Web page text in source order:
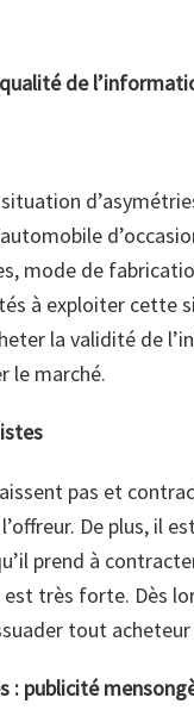
de
mode de
à exploiter cette
la validité de
le marché.
pas et
De plus, il
prend à
très forte. Dès
tout
: publicité